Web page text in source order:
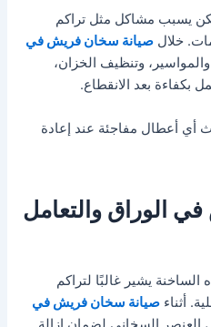
يسبب مشاكل مثل تراكم
خلالصيانة سخان فريش في
وتنظيف الخزان،
بكفاءة بعد الانقطاع.
أي أعطال مفاجئة عند إعادة
الوراق والتعامل
الساخنة يشير غالبًا لتراكم
أثناءصيانة سخان فريش في